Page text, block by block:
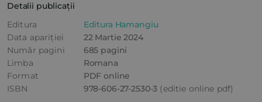
Detalii publicații
Editura
Editura Hamangiu
Data apariției
22 Martie 2024
Număr pagini
685 pagini
Limba
Romana
Format
PDF online
ISBN
978-606-27-2530-3 (editie online pdf)